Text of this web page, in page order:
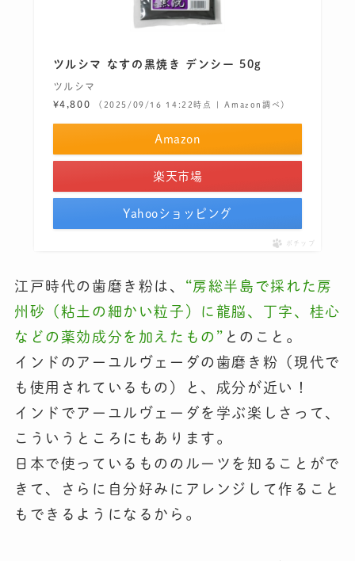
ツルシマ なすの黒焼き デンシー 50g
ツルシマ
¥4,800
（2025/09/16 14:22時点 | Amazon調べ）
Amazon
楽天市場
Yahooショッピング
ポチップ
江戸時代の歯磨き粉は、 “房総半島で採れた房
州砂（粘土の細かい粒子）に龍脳、丁字、桂心
などの薬効成分を加えたもの” とのこと。
インドのアーユルヴェーダの歯磨き粉（現代で
も使用されているもの）と、成分が近い！
インドでアーユルヴェーダを学ぶ楽しさって、
こういうところにもあります。
日本で使っているもののルーツを知ることがで
きて、さらに自分好みにアレンジして作ること
もできるようになるから。